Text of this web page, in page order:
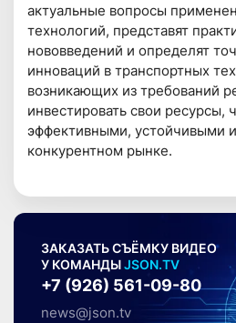
актуальные вопросы
технологий, представят
нововведений и определят
инноваций в транспортных
возникающих из требований
инвестировать свои ресурсы,
эффективными, устойчивыми
конкурентном рынке.
ЗАКАЗАТЬ СЪЁМКУ ВИДЕО
У КОМАНДЫJSON.TV
+7 (926) 561-09-80
news@json.tv